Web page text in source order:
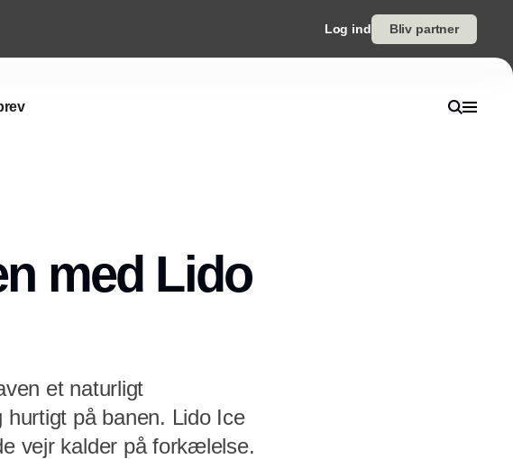
Log ind Bliv partner
med Lido
et naturligt
på banen. Lido Ice
vejr kalder på forkælelse.